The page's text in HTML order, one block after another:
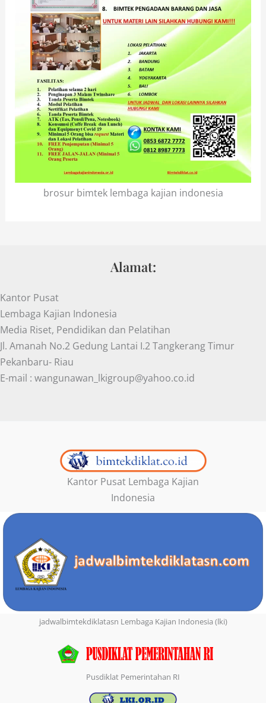
brosur bimtek lembaga kajian indonesia
Alamat:
Kantor Pusat
Lembaga Kajian Indonesia
Media Riset, Pendidikan dan Pelatihan
Jl. Amanah No.2 Gedung Lantai I.2 Tangkerang Timur
Pekanbaru- Riau
E-mail : wangunawan_lkigroup@yahoo.co.id
Kantor Pusat Lembaga Kajian
Indonesia
jadwalbimtekdiklatasn Lembaga Kajian Indonesia (lki)
Pusdiklat Pemerintahan RI